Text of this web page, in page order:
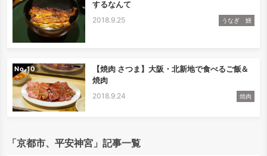
するなんて
2018.9.25 うなぎ 鰻
No.
【焼肉 さつま】大阪・北新地で食べるご飯＆
焼肉
2018.9.24 焼肉
「京都市、平安神宮」記事一覧